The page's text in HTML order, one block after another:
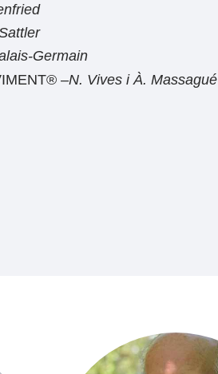
Germain
–N. Vives i À. Massagué